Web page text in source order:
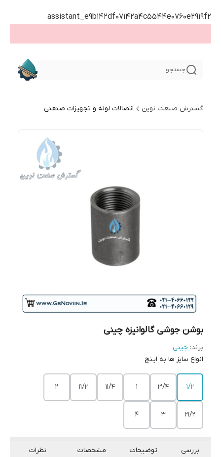
assistant_e9b142df07142a4c5544e0760e2919f2
جستجو
گسترش صنعت نوین اتصالات لوله و تجهیزات صنعتی
بوشن جوشی گالوانیزه چینی
برند: چینی
انواع سایز ها به اینچ
1/2
3/4
1
11/4
11/2
2
21/2
3
4
بررسی توضیحات مشخصات
نظرات